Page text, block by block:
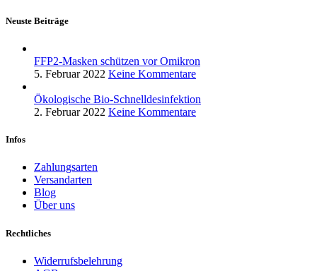
Neuste Beiträge
FFP2-Masken schützen vor Omikron
5. Februar 2022 Keine Kommentare
Ökologische Bio-Schnelldesinfektion
2. Februar 2022 Keine Kommentare
Infos
Zahlungsarten
Versandarten
Blog
Über uns
Rechtliches
Widerrufsbelehrung